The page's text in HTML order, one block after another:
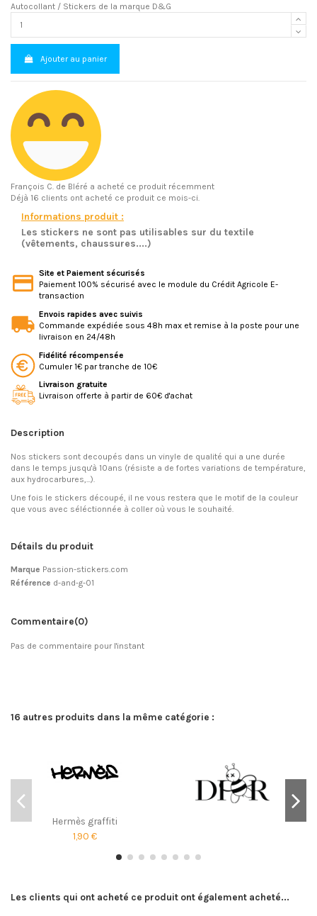
Autocollant / Stickers de la marque D&G
Ajouter au panier
François C. de Bléré a acheté ce produit récemment
Déjà 16 clients ont acheté ce produit ce mois-ci.
Informations produit :
Les stickers ne sont pas utilisables sur du textile
(vêtements, chaussures....)
Site et Paiement sécurisés
Paiement 100% sécurisé avec le module du Crédit Agricole E-
transaction
Envois rapides avec suivis
Commande expédiée sous 48h max et remise à la poste pour une
livraison en 24/48h
Fidélité récompensée
Cumuler 1€ par tranche de 10€
Livraison gratuite
Livraison offerte à partir de 60€ d'achat
Description
Nos stickers sont decoupés dans un vinyle de qualité qui a une durée
dans le temps jusqu'à 10ans (résiste a de fortes variations de température,
aux hydrocarbures,...).
Une fois le stickers découpé, il ne vous restera que le motif de la couleur
que vous avec séléctionnée à coller où vous le souhaité.
Détails du produit
Marque Passion-stickers.com
Référence d-and-g-01
Commentaire(0)
Pas de commentaire pour l'instant
16 autres produits dans la même catégorie :
Hermès graffiti
1,90 €
Les clients qui ont acheté ce produit ont également acheté...